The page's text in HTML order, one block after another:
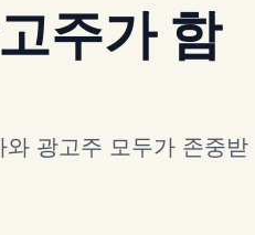
주가 함
광고주 모두가 존중받